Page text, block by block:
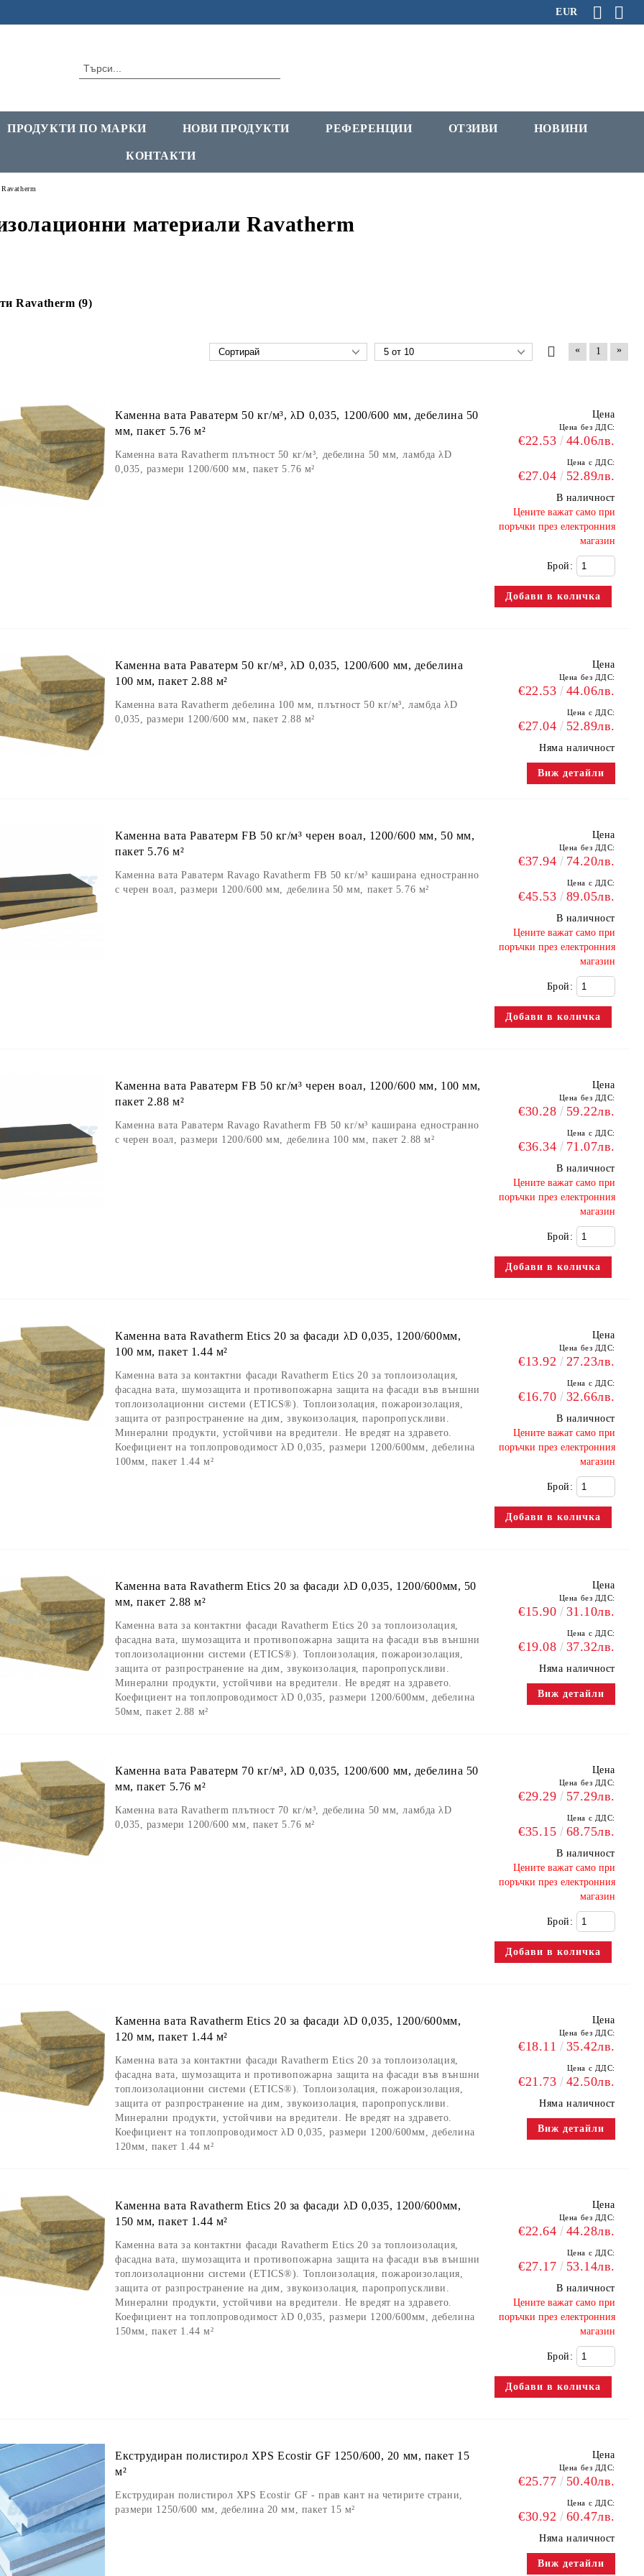
EUR
ПРОДУКТИ ПО МАРКИ НОВИ ПРОДУКТИ РЕФЕРЕНЦИИ ОТЗИВИ НОВИНИ
КОНТАКТИ
материали Ravatherm
Ravatherm (9)
« 1 »
Каменна вата Раватерм 50 кг/м³, λD 0,035, 1200/600 мм, дебелина 50
мм, пакет 5.76 м²
Каменна вата Ravatherm плътност 50 кг/м³, дебелина 50 мм, ламбда λD
0,035, размери 1200/600 мм, пакет 5.76 м²
Цена
Цена без ДДС:
€22.53 44.06лв.
Цена с ДДС:
€27.04 52.89лв.
В наличност
​Цените важат само при
поръчки през електронния
магазин
Брой:
Каменна вата Раватерм 50 кг/м³, λD 0,035, 1200/600 мм, дебелина
100 мм, пакет 2.88 м²
Каменна вата Ravatherm дебелина 100 мм, плътност 50 кг/м³, ламбда λD
0,035, размери 1200/600 мм, пакет 2.88 м²
Цена
Цена без ДДС:
€22.53 44.06лв.
Цена с ДДС:
€27.04 52.89лв.
Няма наличност
Виж детайли
Каменна вата Раватерм FB 50 кг/м³ черен воал, 1200/600 мм, 50 мм,
пакет 5.76 м²
Каменна вата Раватерм Ravago Ravatherm FB 50 кг/м³ каширана едностранно
с черен воал, размери 1200/600 мм, дебелина 50 мм, пакет 5.76 м²
Цена
Цена без ДДС:
€37.94 74.20лв.
Цена с ДДС:
€45.53 89.05лв.
В наличност
​Цените важат само при
поръчки през електронния
магазин
Брой:
Каменна вата Раватерм FB 50 кг/м³ черен воал, 1200/600 мм, 100 мм,
пакет 2.88 м²
Каменна вата Раватерм Ravago Ravatherm FB 50 кг/м³ каширана едностранно
с черен воал, размери 1200/600 мм, дебелина 100 мм, пакет 2.88 м²
Цена
Цена без ДДС:
€30.28 59.22лв.
Цена с ДДС:
€36.34 71.07лв.
В наличност
​Цените важат само при
поръчки през електронния
магазин
Брой:
Каменна вата Ravatherm Etics 20 за фасади λD 0,035, 1200/600мм,
100 мм, пакет 1.44 м²
Каменна вата за контактни фасади Ravatherm Etics 20 за топлоизолация,
фасадна вата, шумозащита и противопожарна защита на фасади във външни
топлоизолационни системи (ETICS®). Топлоизолация, пожароизолация,
защита от разпространение на дим, звукоизолация, паропропускливи.
Минерални продукти, устойчиви на вредители. Не вредят на здравето.
Коефициент на топлопроводимост λD 0,035, размери 1200/600мм, дебелина
100мм, пакет 1.44 м²
Цена
Цена без ДДС:
€13.92 27.23лв.
Цена с ДДС:
€16.70 32.66лв.
В наличност
​Цените важат само при
поръчки през електронния
магазин
Брой:
Каменна вата Ravatherm Etics 20 за фасади λD 0,035, 1200/600мм, 50
мм, пакет 2.88 м²
Каменна вата за контактни фасади Ravatherm Etics 20 за топлоизолация,
фасадна вата, шумозащита и противопожарна защита на фасади във външни
топлоизолационни системи (ETICS®). Топлоизолация, пожароизолация,
защита от разпространение на дим, звукоизолация, паропропускливи.
Минерални продукти, устойчиви на вредители. Не вредят на здравето.
Коефициент на топлопроводимост λD 0,035, размери 1200/600мм, дебелина
50мм, пакет 2.88 м²
Цена
Цена без ДДС:
€15.90 31.10лв.
Цена с ДДС:
€19.08 37.32лв.
Няма наличност
Виж детайли
Каменна вата Раватерм 70 кг/м³, λD 0,035, 1200/600 мм, дебелина 50
мм, пакет 5.76 м²
Каменна вата Ravatherm плътност 70 кг/м³, дебелина 50 мм, ламбда λD
0,035, размери 1200/600 мм, пакет 5.76 м²
Цена
Цена без ДДС:
€29.29 57.29лв.
Цена с ДДС:
€35.15 68.75лв.
В наличност
​Цените важат само при
поръчки през електронния
магазин
Брой:
Каменна вата Ravatherm Etics 20 за фасади λD 0,035, 1200/600мм,
120 мм, пакет 1.44 м²
Каменна вата за контактни фасади Ravatherm Etics 20 за топлоизолация,
фасадна вата, шумозащита и противопожарна защита на фасади във външни
топлоизолационни системи (ETICS®). Топлоизолация, пожароизолация,
защита от разпространение на дим, звукоизолация, паропропускливи.
Минерални продукти, устойчиви на вредители. Не вредят на здравето.
Коефициент на топлопроводимост λD 0,035, размери 1200/600мм, дебелина
120мм, пакет 1.44 м²
Цена
Цена без ДДС:
€18.11 35.42лв.
Цена с ДДС:
€21.73 42.50лв.
Няма наличност
Виж детайли
Каменна вата Ravatherm Etics 20 за фасади λD 0,035, 1200/600мм,
150 мм, пакет 1.44 м²
Каменна вата за контактни фасади Ravatherm Etics 20 за топлоизолация,
фасадна вата, шумозащита и противопожарна защита на фасади във външни
топлоизолационни системи (ETICS®). Топлоизолация, пожароизолация,
защита от разпространение на дим, звукоизолация, паропропускливи.
Минерални продукти, устойчиви на вредители. Не вредят на здравето.
Коефициент на топлопроводимост λD 0,035, размери 1200/600мм, дебелина
150мм, пакет 1.44 м²
Цена
Цена без ДДС:
€22.64 44.28лв.
Цена с ДДС:
€27.17 53.14лв.
В наличност
​Цените важат само при
поръчки през електронния
магазин
Брой:
Екструдиран полистирол XPS Ecostir GF 1250/600, 20 мм, пакет 15
м²
Екструдиран полистирол XPS Ecostir GF - прав кант на четирите страни,
размери 1250/600 мм, дебелина 20 мм, пакет 15 м²
Цена
Цена без ДДС:
€25.77 50.40лв.
Цена с ДДС:
€30.92 60.47лв.
Няма наличност
Виж детайли